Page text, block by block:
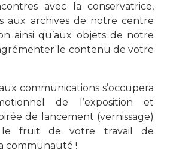
avec la conservatrice,
aux archives de notre centre
ainsi qu’aux objets de notre
le contenu de votre
communications s’occupera
de l’exposition et
de lancement (vernissage)
le fruit de votre travail de
communauté !